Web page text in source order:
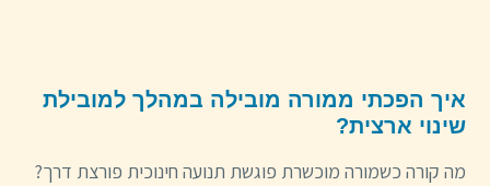
איך הפכתי ממורה מובילה במהלך למובילת
שינוי ארצית?
מה קורה כשמורה מוכשרת פוגשת תנועה חינוכית פורצת דרך?